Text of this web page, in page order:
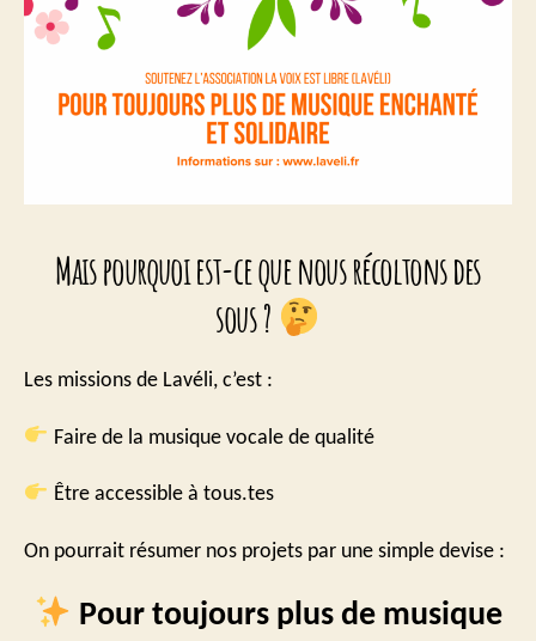
Mais pourquoi est-ce que nous récoltons des
sous ?
Les missions de Lavéli, c’est :
Faire de la musique vocale de qualité
Être accessible à tous.tes
On pourrait résumer nos projets par une simple devise :
Pour toujours plus de musique